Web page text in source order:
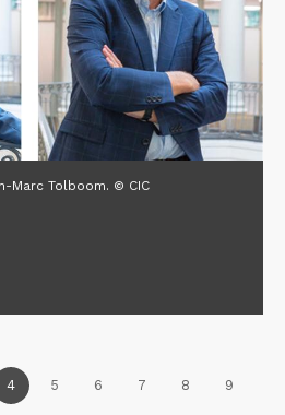
Marc Tolboom. © CIC
4 5 6 7 8 9